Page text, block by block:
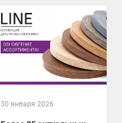
30 января 2026